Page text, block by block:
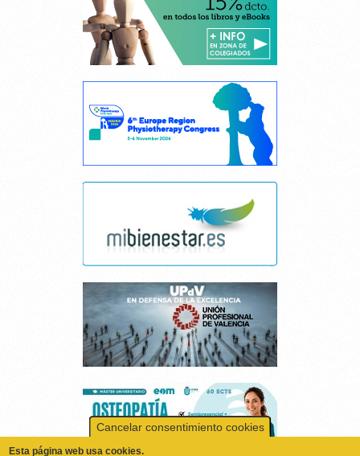
Cancelar consentimiento cookies
Esta página web usa cookies.